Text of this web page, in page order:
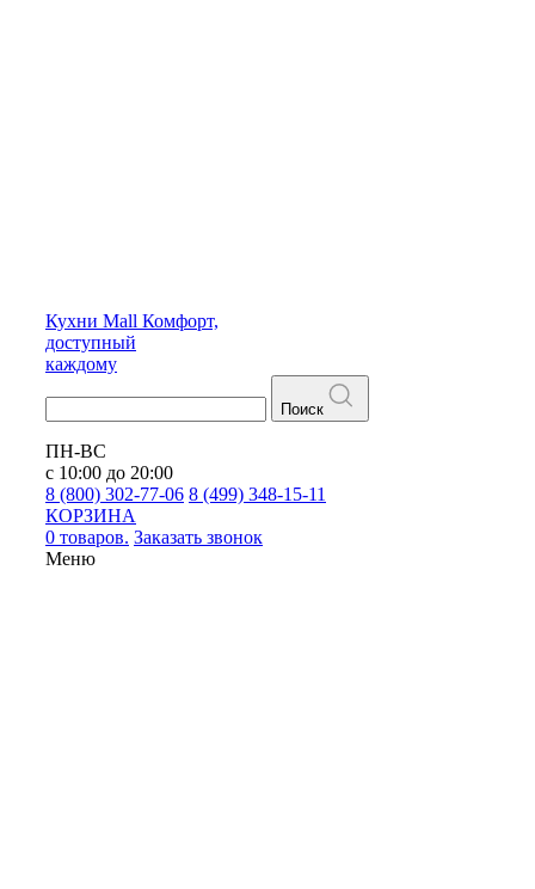
Кухни Mall Комфорт,
доступный
каждому
Поиск
ПН-ВС
с 10:00 до 20:00
8 (800) 302-77-06 8 (499) 348-15-11
КОРЗИНА
0 товаров. Заказать звонок
Меню